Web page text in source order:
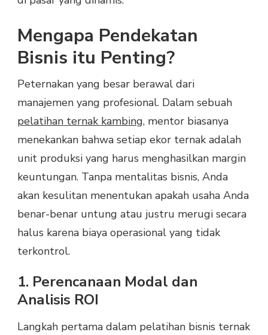
Mengapa Pendekatan
Bisnis itu Penting?
Peternakan yang besar berawal dari
manajemen yang profesional. Dalam sebuah
pelatihan ternak kambing, mentor biasanya
menekankan bahwa setiap ekor ternak adalah
unit produksi yang harus menghasilkan margin
keuntungan. Tanpa mentalitas bisnis, Anda
akan kesulitan menentukan apakah usaha Anda
benar-benar untung atau justru merugi secara
halus karena biaya operasional yang tidak
terkontrol.
1. Perencanaan Modal dan
Analisis ROI
Langkah pertama dalam pelatihan bisnis ternak